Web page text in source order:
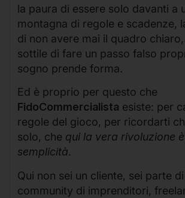
la paura di essere solo davanti a
montagna di regole e scadenze,
di non avere mai il quadro
sottile di fare un passo falso
sogno prende forma.
Ed è proprio per questo che
FidoCommercialista esiste: per
regole del gioco, per ricordarti
solo, che qui la vera rivoluzione
semplicità.
Qui non sei un cliente, sei parte
community di imprenditori,